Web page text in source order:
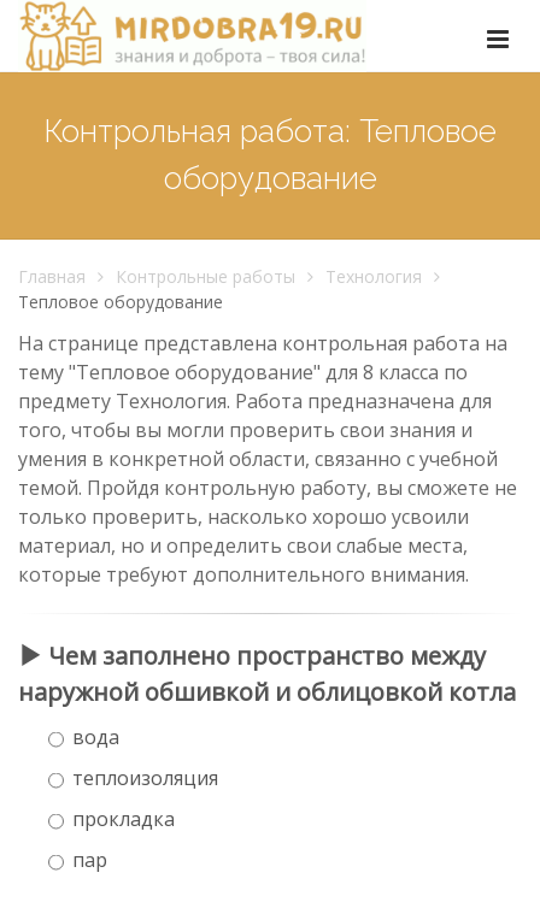
Контрольная работа: Тепловое
оборудование
Главная Контрольные работы
Технология
Тепловое оборудование
На странице представлена контрольная работа на
тему "Тепловое оборудование" для 8 класса по
предмету Технология. Работа предназначена для
того, чтобы вы могли проверить свои знания и
умения в конкретной области, связанно с учебной
темой. Пройдя контрольную работу, вы сможете не
только проверить, насколько хорошо усвоили
материал, но и определить свои слабые места,
которые требуют дополнительного внимания.
Чем заполнено пространство между
наружной обшивкой и облицовкой котла
вода
теплоизоляция
прокладка
пар